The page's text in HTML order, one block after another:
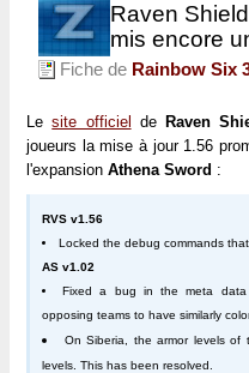
Raven
mis encore
Fiche de Rainbow Six
Lesite officiel de Raven
joueurs la mise à jour 1.56
l'expansion Athena Sword :
RVS v1.56
Locked the debug commands
AS v1.02
Fixed a bug in the meta data
opposing teams to have similarly
On Siberia, the armor levels
levels. This has been resolved.